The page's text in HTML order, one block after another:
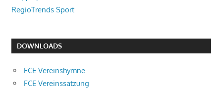
RegioTrends Sport
DOWNLOADS
FCE Vereinshymne
FCE Vereinssatzung